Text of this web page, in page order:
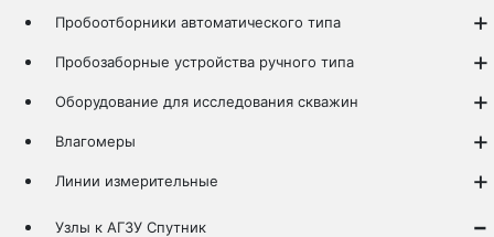
Пробоотборники автоматического типа
Пробозаборные устройства ручного типа
Оборудование для исследования скважин
Влагомеры
Линии измерительные
Узлы к АГЗУ Спутник